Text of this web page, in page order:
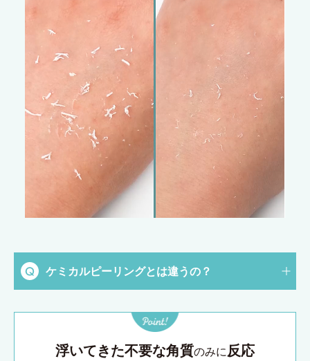
ケミカルピーリングとは違うの？
浮いてきた不要な角質のみに反応